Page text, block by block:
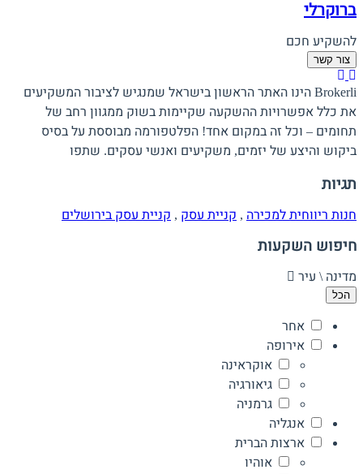
ברוקרלי
להשקיע חכם
צור קשר
Brokerli הינו האתר הראשון בישראל שמנגיש לציבור המשקיעים
את כלל אפשרויות ההשקעה שקיימות בשוק ממגוון רחב של
תחומים – וכל זה במקום אחד! הפלטפורמה מבוססת על בסיס
ביקוש והיצע של יזמים, משקיעים ואנשי עסקים. שתפו
תגיות
חנות ריווחית למכירה , קניית עסק , קניית עסק בירושלים
חיפוש השקעות
מדינה \ עיר
הכל
אחר
אירופה
אוקראינה
גיאורגיה
גרמניה
אנגליה
ארצות הברית
אוהיו